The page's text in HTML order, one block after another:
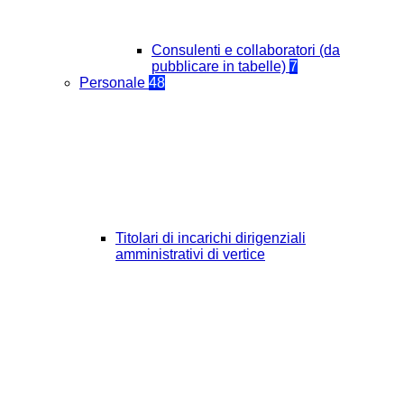
Consulenti e collaboratori (da
pubblicare in tabelle) 7
Personale 48
Titolari di incarichi dirigenziali
amministrativi di vertice